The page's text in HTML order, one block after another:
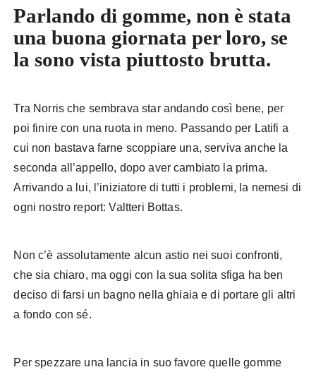
Parlando di gomme, non è stata
una buona giornata per loro, se
la sono vista piuttosto brutta.
Tra Norris che sembrava star andando così bene, per
poi finire con una ruota in meno. Passando per Latifi a
cui non bastava farne scoppiare una, serviva anche la
seconda all’appello, dopo aver cambiato la prima.
Arrivando a lui, l’iniziatore di tutti i problemi, la nemesi di
ogni nostro report: Valtteri Bottas.
Non c’è assolutamente alcun astio nei suoi confronti,
che sia chiaro, ma oggi con la sua solita sfiga ha ben
deciso di farsi un bagno nella ghiaia e di portare gli altri
a fondo con sé.
Per spezzare una lancia in suo favore quelle gomme